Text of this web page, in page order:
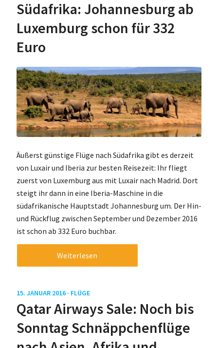
Südafrika: Johannesburg ab
Luxemburg schon für 332
Euro
Äußerst günstige Flüge nach Südafrika gibt es derzeit
von Luxair und Iberia zur besten Reisezeit: Ihr fliegt
zuerst von Luxemburg aus mit Luxair nach Madrid. Dort
steigt ihr dann in eine Iberia-Maschine in die
südafrikanische Hauptstadt Johannesburg um. Der Hin-
und Rückflug zwischen September und Dezember 2016
ist schon ab 332 Euro buchbar.
Weiterlesen
15. JANUAR 2016 · FLÜGE
Qatar Airways Sale: Noch bis
Sonntag Schnäppchenflüge